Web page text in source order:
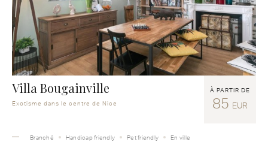
Villa Bougainville
Exotisme dans le centre de Nice
À PARTIR DE
85 EUR
Branché Handicap friendly Pet friendly En ville